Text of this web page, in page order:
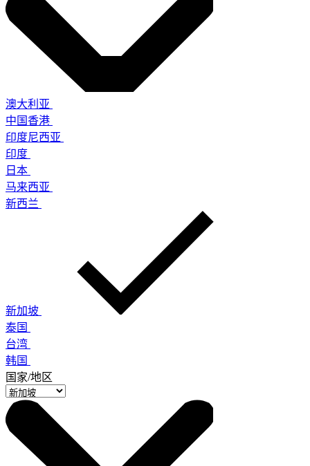
澳大利亚
中国香港
印度尼西亚
印度
日本
马来西亚
新西兰
新加坡
泰国
台湾
韩国
国家/地区